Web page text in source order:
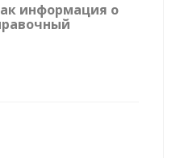
информация о